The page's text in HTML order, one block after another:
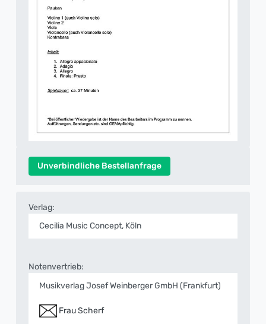
Unverbindliche Bestellanfrage
Verlag:
Cecilia Music Concept, Köln
Notenvertrieb:
Musikverlag Josef Weinberger GmbH (Frankfurt)
Frau Scherf